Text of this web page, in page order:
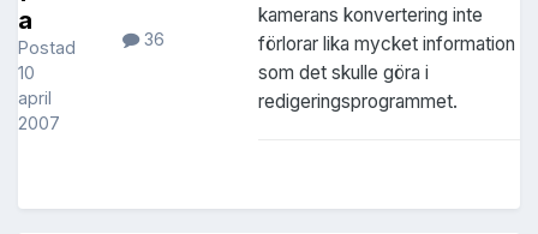
a
Postad
10
april
2007
36
kamerans konvertering inte
förlorar lika mycket information
som det skulle göra i
redigeringsprogrammet.